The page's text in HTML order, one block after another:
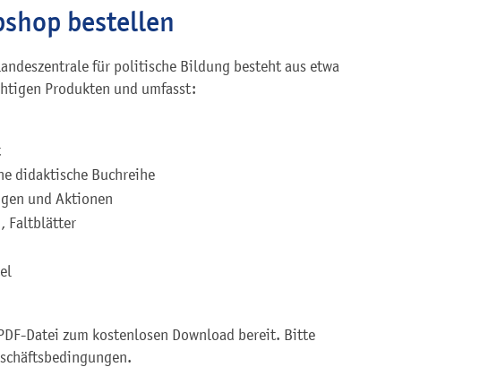
bestellen
für politische Bildung besteht aus etwa
Produkten und umfasst:
didaktische Buchreihe
und Aktionen
Faltblätter
Datei zum kostenlosen Download bereit. Bitte